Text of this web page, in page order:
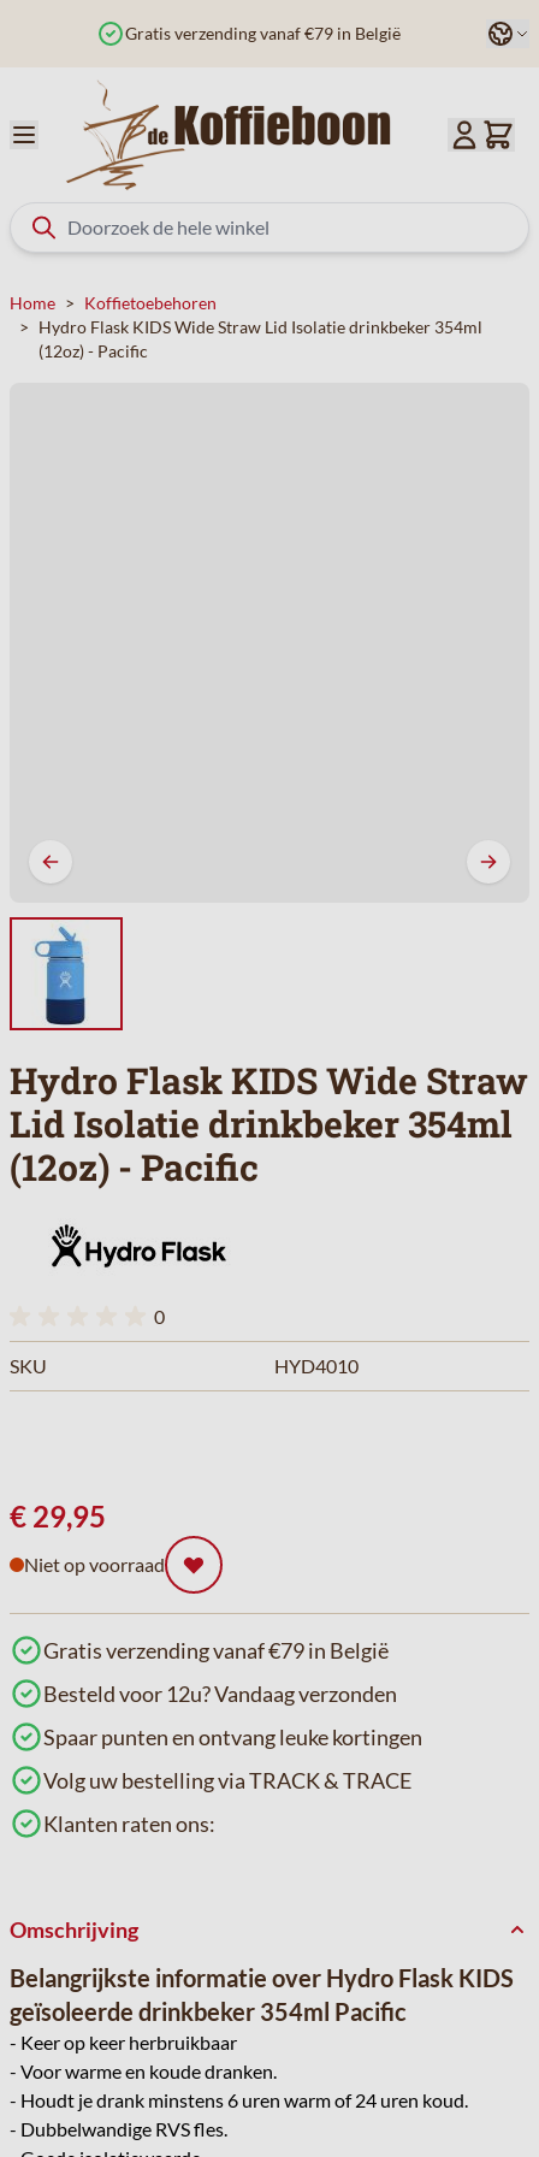
vanaf €79 in België Besteld voor 12u?
Taal
Home > Koffietoebehoren
> Hydro Flask KIDS Wide Straw Lid Isolatie drinkbeker 354ml
(12oz) - Pacific
Hydro Flask KIDS Wide Straw
Lid Isolatie drinkbeker 354ml
(12oz) - Pacific
0
SKU HYD4010
€ 29,95
Niet op voorraad
Gratis verzending vanaf €79 in België
Besteld voor 12u? Vandaag verzonden
Spaar punten en ontvang leuke kortingen
Volg uw bestelling via TRACK & TRACE
Klanten raten ons:
Omschrijving
Belangrijkste informatie over Hydro Flask KIDS
geïsoleerde drinkbeker 354ml Pacific
- Keer op keer herbruikbaar
- Voor warme en koude dranken.
- Houdt je drank minstens 6 uren warm of 24 uren koud.
- Dubbelwandige RVS fles.